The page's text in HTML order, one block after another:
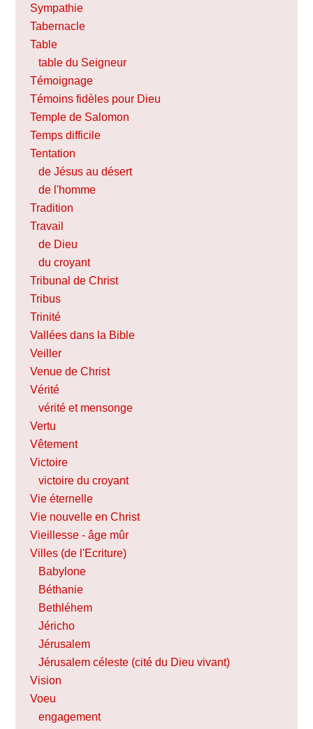
Sympathie
Tabernacle
Table
table du Seigneur
Témoignage
Témoins fidèles pour Dieu
Temple de Salomon
Temps difficile
Tentation
de Jésus au désert
de l'homme
Tradition
Travail
de Dieu
du croyant
Tribunal de Christ
Tribus
Trinité
Vallées dans la Bible
Veiller
Venue de Christ
Vérité
vérité et mensonge
Vertu
Vêtement
Victoire
victoire du croyant
Vie éternelle
Vie nouvelle en Christ
Vieillesse - âge mûr
Villes (de l'Ecriture)
Babylone
Béthanie
Bethléhem
Jéricho
Jérusalem
Jérusalem céleste (cité du Dieu vivant)
Vision
Voeu
engagement